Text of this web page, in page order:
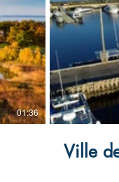
01:36
Ville